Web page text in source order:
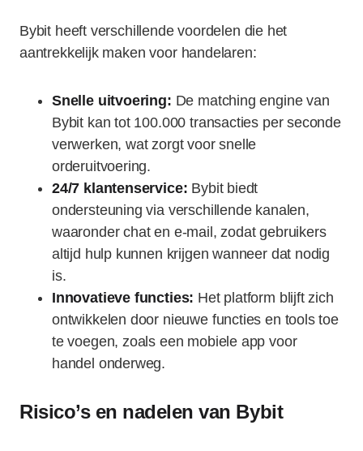
Bybit heeft verschillende voordelen die het
aantrekkelijk maken voor handelaren:
Snelle uitvoering: De matching engine van
Bybit kan tot 100.000 transacties per seconde
verwerken, wat zorgt voor snelle
orderuitvoering.
24/7 klantenservice: Bybit biedt
ondersteuning via verschillende kanalen,
waaronder chat en e-mail, zodat gebruikers
altijd hulp kunnen krijgen wanneer dat nodig
is.
Innovatieve functies: Het platform blijft zich
ontwikkelen door nieuwe functies en tools toe
te voegen, zoals een mobiele app voor
handel onderweg.
Risico’s en nadelen van Bybit